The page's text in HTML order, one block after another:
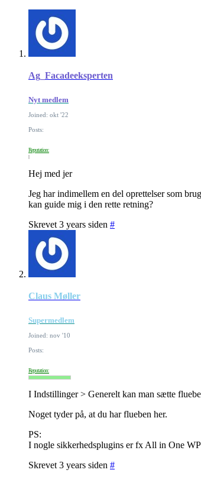
Ag_Facadeeksperten
Nyt medlem
Joined: okt '22
Posts:
Reputation:
Hej med jer
Jeg har indimellem en del oprettelser som
kan guide mig i den rette retning?
Skrevet 3 years siden #
Claus Møller
Supermedlem
Joined: nov '10
Posts:
Reputation:
I Indstillinger > Generelt kan man sætte
Noget tyder på, at du har flueben her.
PS:
I nogle sikkerhedsplugins er fx All in One
Skrevet 3 years siden #